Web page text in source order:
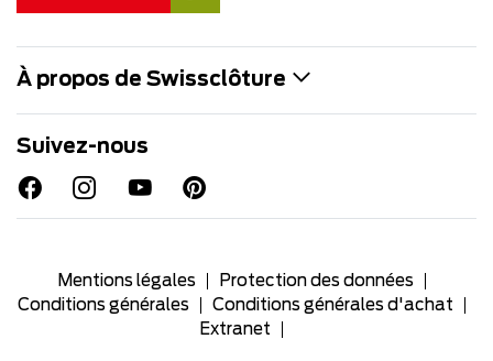
À propos de Swissclôture
Suivez-nous
Mentions légales
Protection des données
Conditions générales
Conditions générales d'achat
Extranet